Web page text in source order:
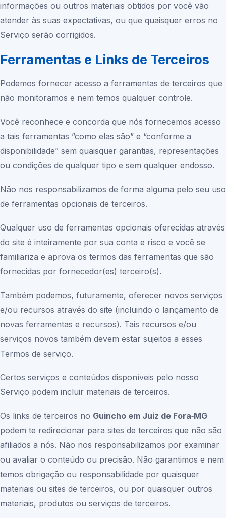
informações ou outros materiais obtidos por você vão
atender às suas expectativas, ou que quaisquer erros no
Serviço serão corrigidos.
Ferramentas e Links de Terceiros
Podemos fornecer acesso a ferramentas de terceiros que
não monitoramos e nem temos qualquer controle.
Você reconhece e concorda que nós fornecemos acesso
a tais ferramentas ”como elas são” e “conforme a
disponibilidade” sem quaisquer garantias, representações
ou condições de qualquer tipo e sem qualquer endosso.
Não nos responsabilizamos de forma alguma pelo seu uso
de ferramentas opcionais de terceiros.
Qualquer uso de ferramentas opcionais oferecidas através
do site é inteiramente por sua conta e risco e você se
familiariza e aprova os termos das ferramentas que são
fornecidas por fornecedor(es) terceiro(s).
Também podemos, futuramente, oferecer novos serviços
e/ou recursos através do site (incluindo o lançamento de
novas ferramentas e recursos). Tais recursos e/ou
serviços novos também devem estar sujeitos a esses
Termos de serviço.
Certos serviços e conteúdos disponíveis pelo nosso
Serviço podem incluir materiais de terceiros.
Os links de terceiros no Guincho em Juiz de Fora‑MG
podem te redirecionar para sites de terceiros que não são
afiliados a nós. Não nos responsabilizamos por examinar
ou avaliar o conteúdo ou precisão. Não garantimos e nem
temos obrigação ou responsabilidade por quaisquer
materiais ou sites de terceiros, ou por quaisquer outros
materiais, produtos ou serviços de terceiros.